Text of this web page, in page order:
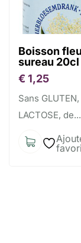
Boisson
sureau 20cl
€ 1,25
Sans
LACTOSE, de...